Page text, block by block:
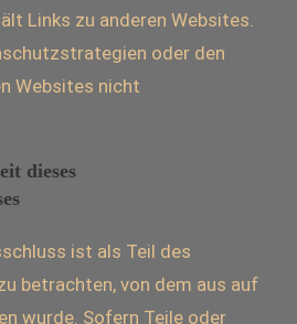
Links zu anderen Websites.
oder den
Websites nicht
dieses
ist als Teil des
betrachten, von dem aus auf
wurde. Sofern Teile oder